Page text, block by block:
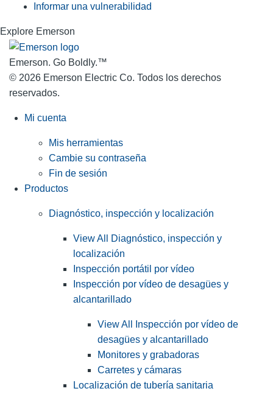
Informar una vulnerabilidad
Explore Emerson
Emerson. Go Boldly.™
© 2026 Emerson Electric Co. Todos los derechos
reservados.
Mi cuenta
Mis herramientas
Cambie su contraseña
Fin de sesión
Productos
Diagnóstico, inspección y localización
View All Diagnóstico, inspección y
localización
Inspección portátil por vídeo
Inspección por vídeo de desagües y
alcantarillado
View All Inspección por vídeo de
desagües y alcantarillado
Monitores y grabadoras
Carretes y cámaras
Localización de tubería sanitaria